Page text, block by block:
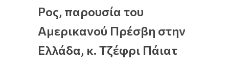
Ρος, παρουσία του
Αμερικανού Πρέσβη στην
Ελλάδα, κ. Τζέφρι Πάιατ